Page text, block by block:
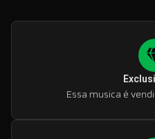
Essa musica é